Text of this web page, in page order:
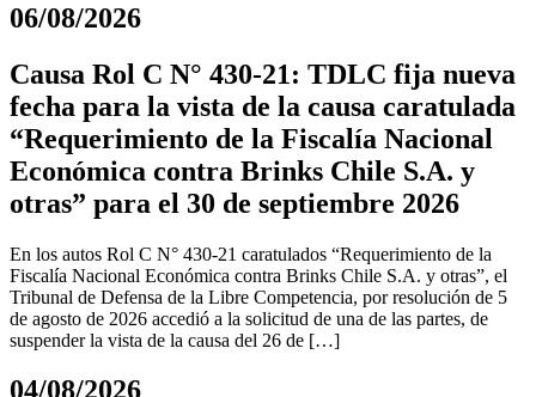
06/08/2026
Causa Rol C N° 430-21: TDLC fija nueva
fecha para la vista de la causa caratulada
“Requerimiento de la Fiscalía Nacional
Económica contra Brinks Chile S.A. y
otras” para el 30 de septiembre 2026
En los autos Rol C N° 430-21 caratulados “Requerimiento de la
Fiscalía Nacional Económica contra Brinks Chile S.A. y otras”, el
Tribunal de Defensa de la Libre Competencia, por resolución de 5
de agosto de 2026 accedió a la solicitud de una de las partes, de
suspender la vista de la causa del 26 de […]
04/08/2026